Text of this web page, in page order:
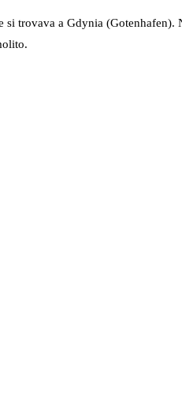
trovava a Gdynia